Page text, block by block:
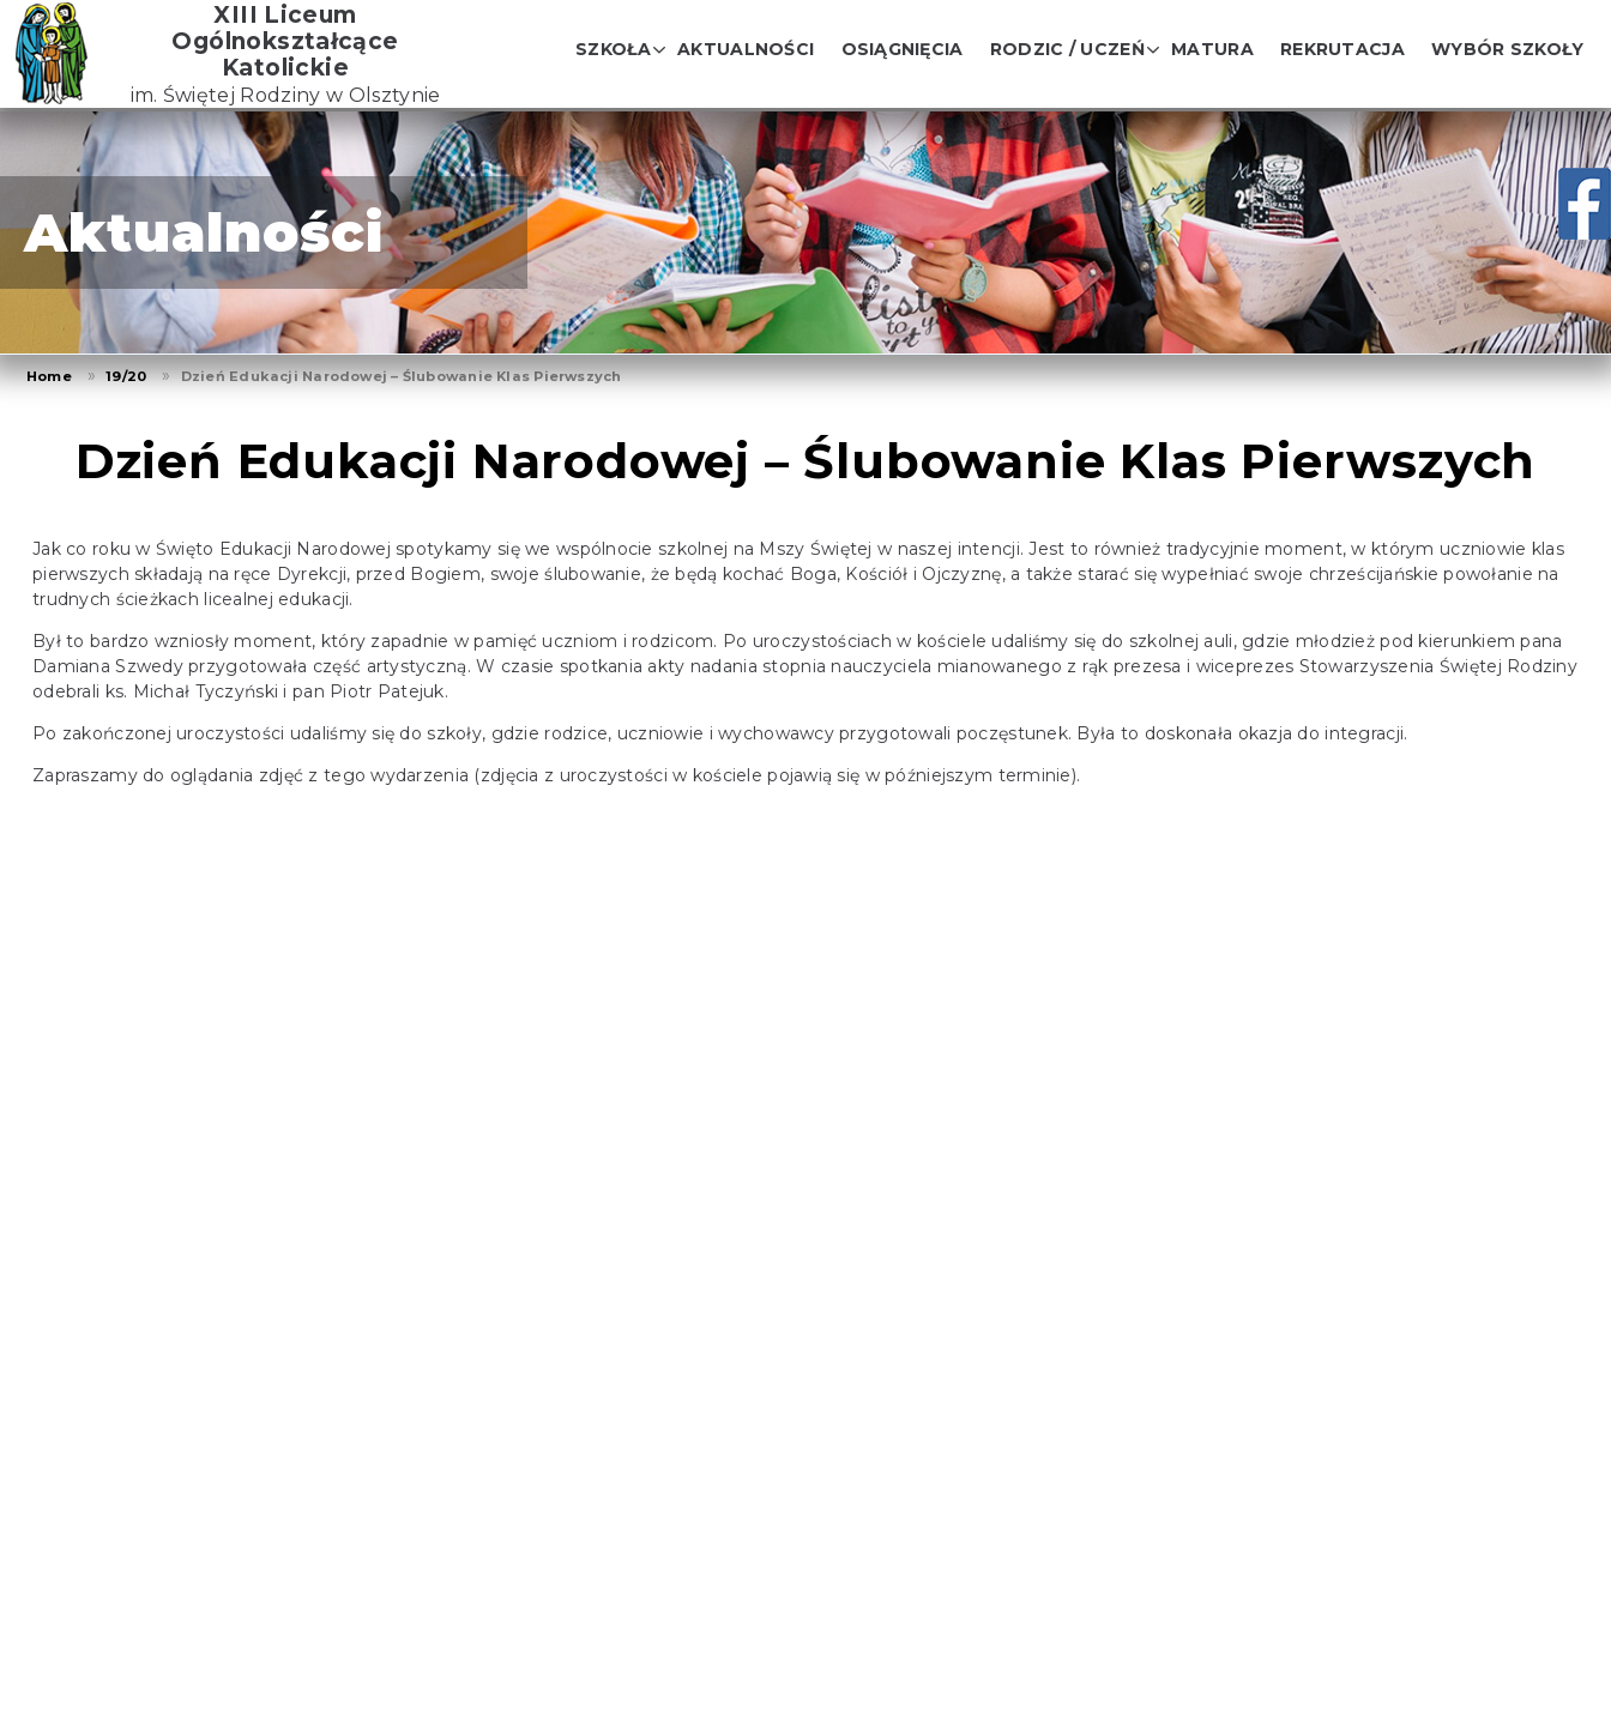
Skip
to
the
content
XIII Liceum
Ogólnokształcące
Katolickie
im. Świętej Rodziny w Olsztynie
SZKOŁA AKTUALNOŚCI OSIĄGNIĘCIA RODZIC / UCZEŃ MATURA REKRUTACJA WYBÓR SZKOŁY
Aktualności
Home 19/20 Dzień Edukacji Narodowej – Ślubowanie Klas Pierwszych
Dzień Edukacji Narodowej – Ślubowanie Klas Pierwszych
Jak co roku w Święto Edukacji Narodowej spotykamy się we wspólnocie szkolnej na Mszy Świętej w naszej intencji. Jest to również tradycyjnie moment, w którym uczniowie klas
pierwszych składają na ręce Dyrekcji, przed Bogiem, swoje ślubowanie, że będą kochać Boga, Kościół i Ojczyznę, a także starać się wypełniać swoje chrześcijańskie powołanie na
trudnych ścieżkach licealnej edukacji.
Był to bardzo wzniosły moment, który zapadnie w pamięć uczniom i rodzicom. Po uroczystościach w kościele udaliśmy się do szkolnej auli, gdzie młodzież pod kierunkiem pana
Damiana Szwedy przygotowała część artystyczną. W czasie spotkania akty nadania stopnia nauczyciela mianowanego z rąk prezesa i wiceprezes Stowarzyszenia Świętej Rodziny
odebrali ks. Michał Tyczyński i pan Piotr Patejuk.
Po zakończonej uroczystości udaliśmy się do szkoły, gdzie rodzice, uczniowie i wychowawcy przygotowali poczęstunek. Była to doskonała okazja do integracji.
Zapraszamy do oglądania zdjęć z tego wydarzenia (zdjęcia z uroczystości w kościele pojawią się w późniejszym terminie).